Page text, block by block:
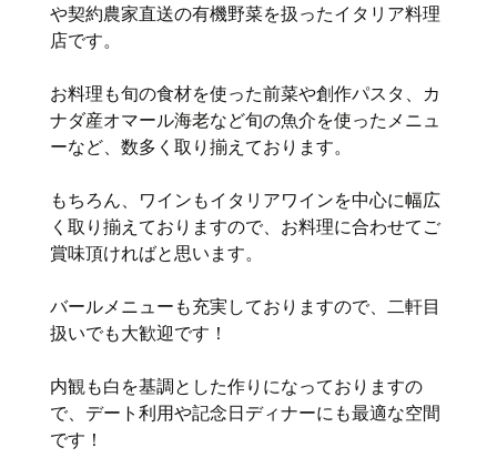
や契約農家直送の有機野菜を扱ったイタリア料理
店です。
お料理も旬の食材を使った前菜や創作パスタ、カ
ナダ産オマール海老など旬の魚介を使ったメニュ
ーなど、数多く取り揃えております。
もちろん、ワインもイタリアワインを中心に幅広
く取り揃えておりますので、お料理に合わせてご
賞味頂ければと思います。
バールメニューも充実しておりますので、二軒目
扱いでも大歓迎です！
内観も白を基調とした作りになっておりますの
で、デート利用や記念日ディナーにも最適な空間
です！